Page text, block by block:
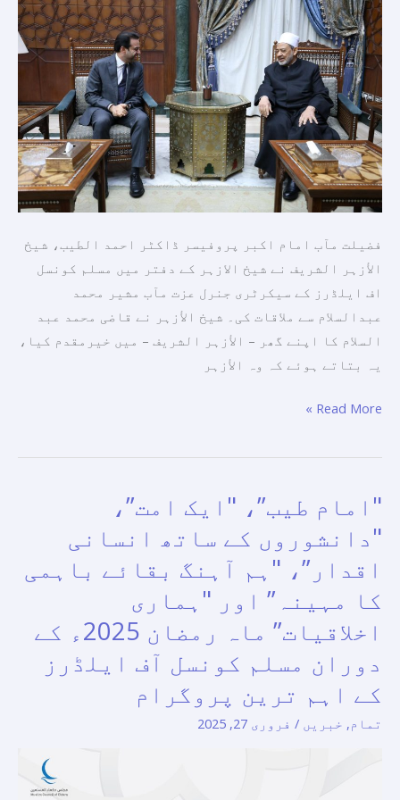
فضیلت مآب امام اکبر پروفیسر ڈاکٹر احمد الطیب، شیخ
الأزہر الشریف نے شیخ الازہر کے دفتر میں مسلم کونسل
اف ایلڈرز کے سیکرٹری جنرل عزت مآب مشیر محمد
عبدالسلام سے ملاقات کی۔ شیخ الأزہر نے قاضی محمد عبد
السلام کا اپنے گھر – الأزہر الشریف – میں خیرمقدم کیا،
یہ بتاتے ہوئے کہ وہ الأزہر
سے
شیخ
الازہر
کے
دفتر
میں
ملاقات
کی۔
Read More »
"امام طیب”، "ایک امت”،
"دانشوروں کے ساتھ انسانی
اقدار”، "ہم آہنگ بقائے باہمی
کا مہینہ” اور "ہماری
اخلاقیات” ماہ رمضان 2025ء کے
دوران مسلم کونسل آف ایلڈرز
کے اہم ترین پروگرام
تمام, خبریں / فروری 27, 2025
"امام
طیب”،
"ایک
امت”،
"دانشوروں
کے
ساتھ
انسانی
اقدار”،
"ہم